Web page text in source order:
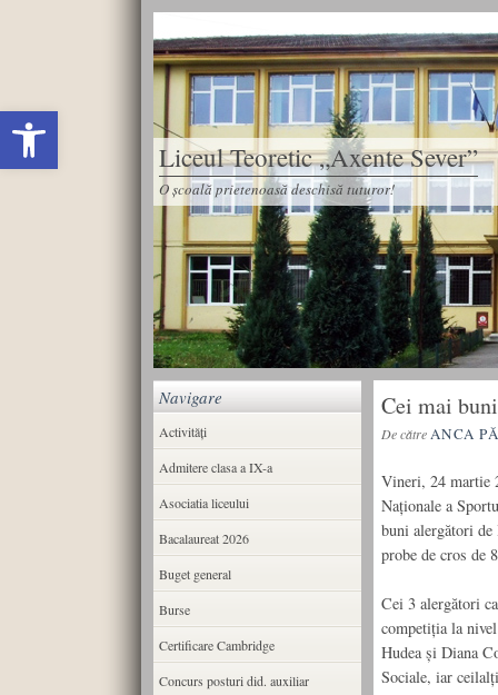
Deschide bara de unelte
Liceul Teoretic „Axente Sever”
O școală prietenoasă deschisă tuturor!
Cei mai
De cătreANCA
Vineri, 24 martie
Naționale a
buni alergători
probe de cros de
Cei 3 alergători
competiția la
Hudea și Diana
Sociale, iar
Navigare
Activități
Admitere clasa a IX-a
Asociatia liceului
Bacalaureat 2026
Buget general
Burse
Certificare Cambridge
Concurs posturi did. auxiliar